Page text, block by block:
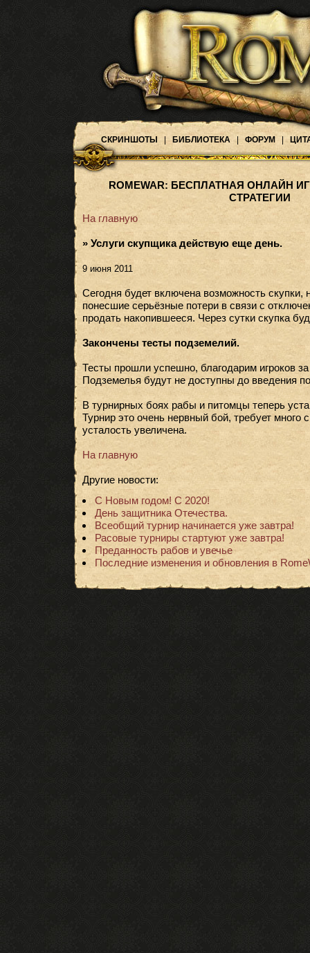
СКРИНШОТЫ БИБЛИОТЕКА ФОРУМ
ROMEWAR: БЕСПЛАТНАЯ ОНЛАЙН
СТРАТЕГИИ
На главную
» Услуги скупщика действую еще день.
9 июня 2011
Сегодня будет включена возможность скупки,
понесшие серьёзные потери в связи с
продать накопившееся. Через сутки скупка
Закончены тесты подземелий.
Тесты прошли успешно, благодарим игроков
Подземелья будут не доступны до введения
В турнирных боях рабы и питомцы теперь
Турнир это очень нервный бой, требует много
усталость увеличена.
На главную
Другие новости:
С Новым годом! С 2020!
День защитника Отечества.
Всеобщий турнир начинается уже завтра!
Расовые турниры стартуют уже завтра!
Преданность рабов и увечье
Последние изменения и обновления в